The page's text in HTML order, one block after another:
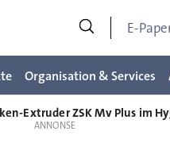
E-
Organisation & Services
Extruder ZSK Mv Plus im